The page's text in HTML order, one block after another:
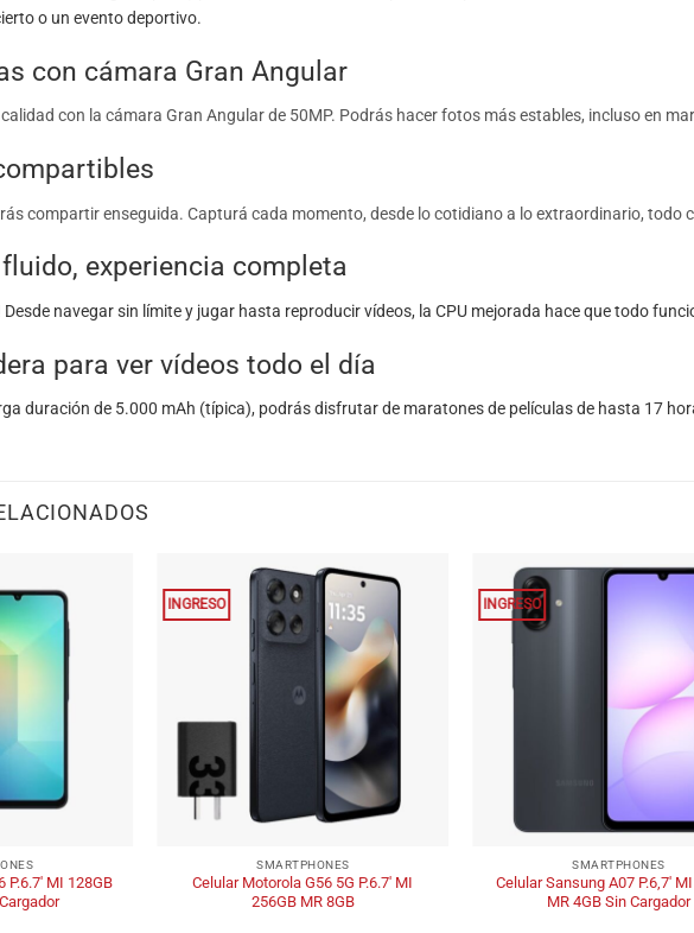
o un evento deportivo.
con cámara Gran Angular
con la cámara Gran Angular de 50MP. Podrás hacer fotos más estables, incluso en
compartir enseguida. Capturá cada momento, desde lo cotidiano a lo extraordinario, todo
experiencia completa
Desde navegar sin límite y jugar hasta reproducir vídeos, la CPU mejorada hace que todo
para ver vídeos todo el día
duración de 5.000 mAh (típica), podrás disfrutar de maratones de películas de hasta 17
MI 128GB
INGRESO
SMARTPHONES
Celular Motorola G56 5G P.6.7′ MI
256GB MR 8GB
INGRESO
SMARTPHONES
Celular Sansung A07 P.6,7′
MR 4GB Sin Cargador